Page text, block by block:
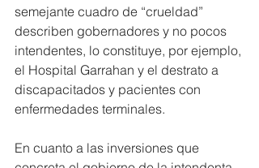
semejante cuadro de “crueldad”
describen gobernadores y no pocos
intendentes, lo constituye, por ejemplo,
el Hospital Garrahan y el destrato a
discapacitados y pacientes con
enfermedades terminales.
En cuanto a las inversiones que